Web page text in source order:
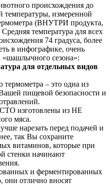
происхождения до
температуры, измеренной
(ВНУТРИ продукта,
температура для всех
74 градуса, более
в инфографике, очень
«шашлычного сезона»:
для отдельных видов
– это одна из
пищевой безопасности и
изготовлены из НЕ
мяса.
нарезать перед подачей и
так Вы сохраните
витаминов, которые при
стенки начинают
и ферментированных
они отлично вносят